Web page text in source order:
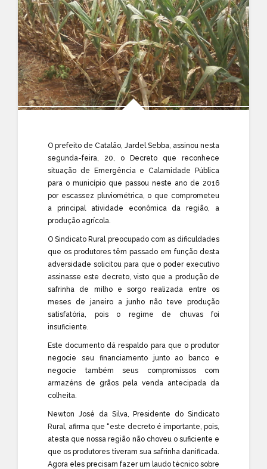
O prefeito de Catalão, Jardel Sebba, assinou nesta
segunda-feira, 20, o Decreto que reconhece
situação de Emergência e Calamidade Pública
para o município que passou neste ano de 2016
por escassez pluviométrica, o que comprometeu
a principal atividade econômica da região, a
produção agrícola.
O Sindicato Rural preocupado com as dificuldades
que os produtores têm passado em função desta
adversidade solicitou para que o poder executivo
assinasse este decreto, visto que a produção de
safrinha de milho e sorgo realizada entre os
meses de janeiro a junho não teve produção
satisfatória, pois o regime de chuvas foi
insuficiente.
Este documento dá respaldo para que o produtor
negocie seu financiamento junto ao banco e
negocie também seus compromissos com
armazéns de grãos pela venda antecipada da
colheita.
Newton José da Silva, Presidente do Sindicato
Rural, afirma que “este decreto é importante, pois,
atesta que nossa região não choveu o suficiente e
que os produtores tiveram sua safrinha danificada.
Agora eles precisam fazer um laudo técnico sobre